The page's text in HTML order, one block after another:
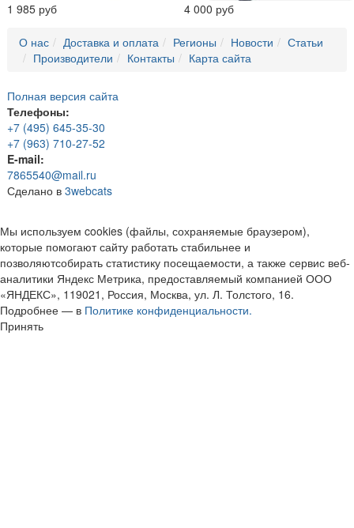
1 985 руб 4 000 руб
О нас Доставка и оплата Регионы Новости
Статьи
Производители
Контакты Карта сайта
Полная версия сайта
Телефоны:
+7 (495) 645-35-30
+7 (963) 710-27-52
E-mail:
7865540@mail.ru
Сделано в 3webcats
Мы используем cookies (файлы, сохраняемые браузером),
которые помогают сайту работать стабильнее и
позволяютсобирать статистику посещаемости, а также сервис веб-
аналитики Яндекс Метрика, предоставляемый компанией ООО
«ЯНДЕКС», 119021, Россия, Москва, ул. Л. Толстого, 16.
Подробнее — в Политике конфиденциальности.
Принять